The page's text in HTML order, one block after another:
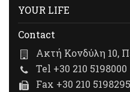
YOUR LIFE
Contact
Ακτή Κονδύλη 10,
Tel +30 210 5198000
Fax +30 210 5198295